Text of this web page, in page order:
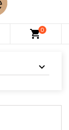
shopping_cart0